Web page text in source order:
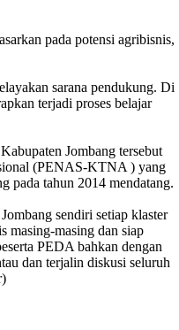
pada potensi agribisnis,
sarana pendukung. Di
terjadi proses belajar
Jombang tersebut
(PENAS-KTNA ) yang
pada tahun 2014 mendatang.
sendiri setiap klaster
masing-masing dan siap
PEDA bahkan dengan
dan terjalin diskusi seluruh